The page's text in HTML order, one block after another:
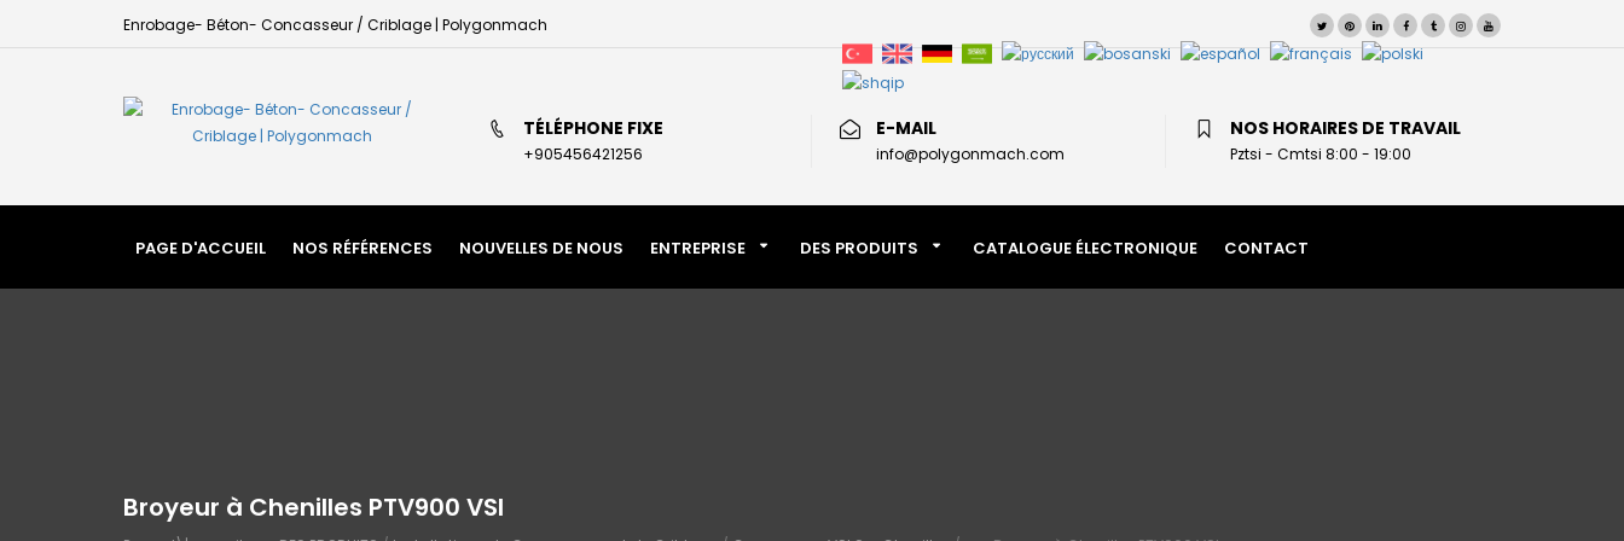
Enrobage- Béton- Concasseur / Criblage | Polygonmach
TÉLÉPHONE FIXE
+905456421256
E-MAIL
info@polygonmach.com
NOS HORAIRES DE TRAVAIL
Pztsi - Cmtsi 8:00 - 19:00
PAGE D'ACCUEIL NOS RÉFÉRENCES NOUVELLES DE NOUS ENTREPRISE DES PRODUITS CATALOGUE ÉLECTRONIQUE CONTACT
Broyeur à Chenilles PTV900 VSI